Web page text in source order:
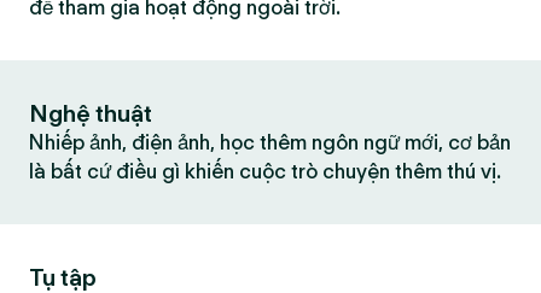
để tham gia hoạt động ngoài trời.
Nghệ thuật
Nhiếp ảnh, điện ảnh, học thêm ngôn ngữ mới, cơ bản
là bất cứ điều gì khiến cuộc trò chuyện thêm thú vị.
Tụ tập